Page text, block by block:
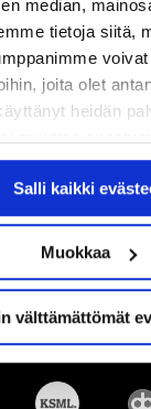
median,
tietoja siitä,
joita olet
heidän
sivultamme.
Salli kaikki
Muokkaa
välttämättömät